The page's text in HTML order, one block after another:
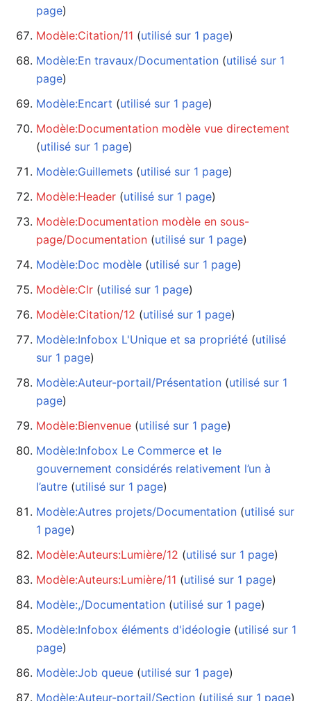
page)
Modèle:Citation/11 ‏‎ (utilisé sur 1 page)
Modèle:En travaux/Documentation ‏‎ (utilisé sur 1
page)
Modèle:Encart ‏‎ (utilisé sur 1 page)
Modèle:Documentation modèle vue directement
(utilisé sur 1 page)
Modèle:Guillemets ‏‎ (utilisé sur 1 page)
Modèle:Header ‏‎ (utilisé sur 1 page)
Modèle:Documentation modèle en sous-
page/Documentation ‏‎ (utilisé sur 1 page)
Modèle:Doc modèle ‏‎ (utilisé sur 1 page)
Modèle:Clr ‏‎ (utilisé sur 1 page)
Modèle:Citation/12 ‏‎ (utilisé sur 1 page)
Modèle:Infobox L'Unique et sa propriété ‏‎ (utilisé
sur 1 page)
Modèle:Auteur-portail/Présentation ‏‎ (utilisé sur 1
page)
Modèle:Bienvenue ‏‎ (utilisé sur 1 page)
Modèle:Infobox Le Commerce et le
gouvernement considérés relativement l’un à
l’autre ‏‎ (utilisé sur 1 page)
Modèle:Autres projets/Documentation ‏‎ (utilisé sur
1 page)
Modèle:Auteurs:Lumière/12 ‏‎ (utilisé sur 1 page)
Modèle:Auteurs:Lumière/11 ‏‎ (utilisé sur 1 page)
Modèle:,/Documentation ‏‎ (utilisé sur 1 page)
Modèle:Infobox éléments d'idéologie ‏‎ (utilisé sur 1
page)
Modèle:Job queue ‏‎ (utilisé sur 1 page)
Modèle:Auteur-portail/Section ‏‎ (utilisé sur 1 page)